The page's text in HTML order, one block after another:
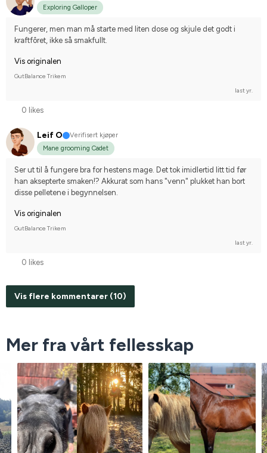
Exploring Galloper
Fungerer, men man må starte med liten dose og skjule det godt i
kraftfôret, ikke så smakfullt.
Vis originalen
GutBalance Trikem
last yr.
0 likes
Leif O
Verifisert kjøper
Mane grooming Cadet
Ser ut til å fungere bra for hestens mage. Det tok imidlertid litt tid før
han aksepterte smaken!? Akkurat som hans "venn" plukket han bort
disse pelletene i begynnelsen.
Vis originalen
GutBalance Trikem
last yr.
0 likes
Vis flere kommentarer (10)
Mer fra vårt fellesskap